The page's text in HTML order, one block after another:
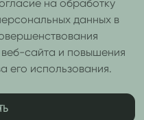
на обработку
данных в
сайта и повышения
его использования.
утечку
в 2026 году